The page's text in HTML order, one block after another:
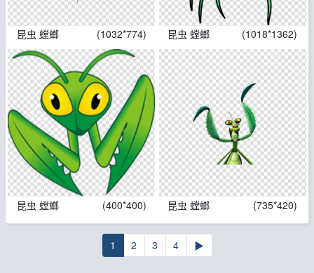
昆虫 螳螂 (1032*774) 昆虫 螳螂 (1018*1362)
昆虫 螳螂 (400*400) 昆虫 螳螂 (735*420)
1 2 3 4 ▶